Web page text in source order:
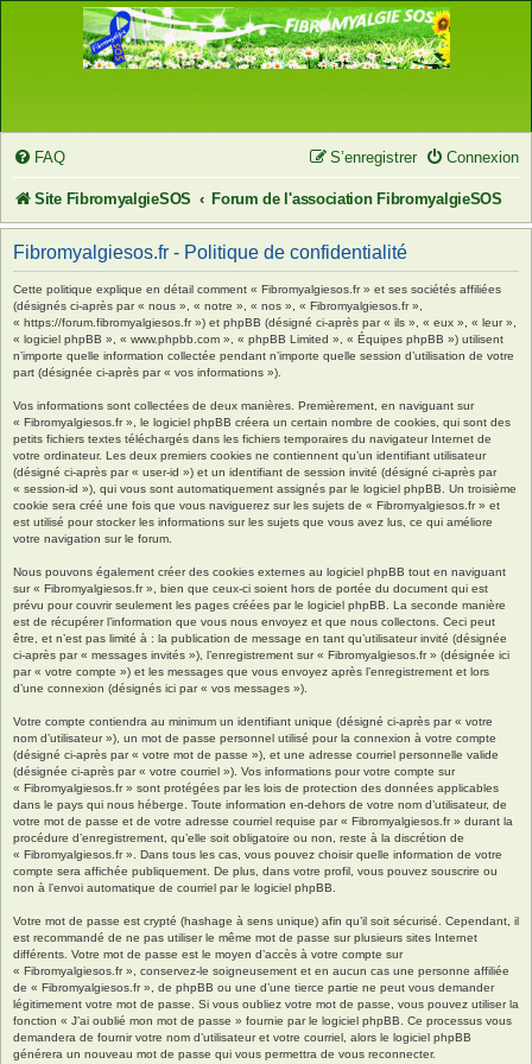
FAQ Connexion
S’enregistrer
Site FibromyalgieSOS Forum de l'association FibromyalgieSOS
Fibromyalgiesos.fr - Politique de confidentialité
Cette politique explique en détail comment « Fibromyalgiesos.fr » et ses sociétés affiliées
(désignés ci-après par « nous », « notre », « nos », « Fibromyalgiesos.fr »,
« https://forum.fibromyalgiesos.fr ») et phpBB (désigné ci-après par « ils », « eux », « leur »,
« logiciel phpBB », « www.phpbb.com », « phpBB Limited », « Équipes phpBB ») utilisent
n’importe quelle information collectée pendant n’importe quelle session d’utilisation de votre
part (désignée ci-après par « vos informations »).
Vos informations sont collectées de deux manières. Premièrement, en naviguant sur
« Fibromyalgiesos.fr », le logiciel phpBB créera un certain nombre de cookies, qui sont des
petits fichiers textes téléchargés dans les fichiers temporaires du navigateur Internet de
votre ordinateur. Les deux premiers cookies ne contiennent qu’un identifiant utilisateur
(désigné ci-après par « user-id ») et un identifiant de session invité (désigné ci-après par
« session-id »), qui vous sont automatiquement assignés par le logiciel phpBB. Un troisième
cookie sera créé une fois que vous naviguerez sur les sujets de « Fibromyalgiesos.fr » et
est utilisé pour stocker les informations sur les sujets que vous avez lus, ce qui améliore
votre navigation sur le forum.
Nous pouvons également créer des cookies externes au logiciel phpBB tout en naviguant
sur « Fibromyalgiesos.fr », bien que ceux-ci soient hors de portée du document qui est
prévu pour couvrir seulement les pages créées par le logiciel phpBB. La seconde manière
est de récupérer l’information que vous nous envoyez et que nous collectons. Ceci peut
être, et n’est pas limité à : la publication de message en tant qu’utilisateur invité (désignée
ci-après par « messages invités »), l’enregistrement sur « Fibromyalgiesos.fr » (désignée ici
par « votre compte ») et les messages que vous envoyez après l’enregistrement et lors
d’une connexion (désignés ici par « vos messages »).
Votre compte contiendra au minimum un identifiant unique (désigné ci-après par « votre
nom d’utilisateur »), un mot de passe personnel utilisé pour la connexion à votre compte
(désigné ci-après par « votre mot de passe »), et une adresse courriel personnelle valide
(désignée ci-après par « votre courriel »). Vos informations pour votre compte sur
« Fibromyalgiesos.fr » sont protégées par les lois de protection des données applicables
dans le pays qui nous héberge. Toute information en-dehors de votre nom d’utilisateur, de
votre mot de passe et de votre adresse courriel requise par « Fibromyalgiesos.fr » durant la
procédure d’enregistrement, qu’elle soit obligatoire ou non, reste à la discrétion de
« Fibromyalgiesos.fr ». Dans tous les cas, vous pouvez choisir quelle information de votre
compte sera affichée publiquement. De plus, dans votre profil, vous pouvez souscrire ou
non à l’envoi automatique de courriel par le logiciel phpBB.
Votre mot de passe est crypté (hashage à sens unique) afin qu’il soit sécurisé. Cependant, il
est recommandé de ne pas utiliser le même mot de passe sur plusieurs sites Internet
différents. Votre mot de passe est le moyen d’accès à votre compte sur
« Fibromyalgiesos.fr », conservez-le soigneusement et en aucun cas une personne affiliée
de « Fibromyalgiesos.fr », de phpBB ou une d’une tierce partie ne peut vous demander
légitimement votre mot de passe. Si vous oubliez votre mot de passe, vous pouvez utiliser la
fonction « J’ai oublié mon mot de passe » fournie par le logiciel phpBB. Ce processus vous
demandera de fournir votre nom d’utilisateur et votre courriel, alors le logiciel phpBB
générera un nouveau mot de passe qui vous permettra de vous reconnecter.